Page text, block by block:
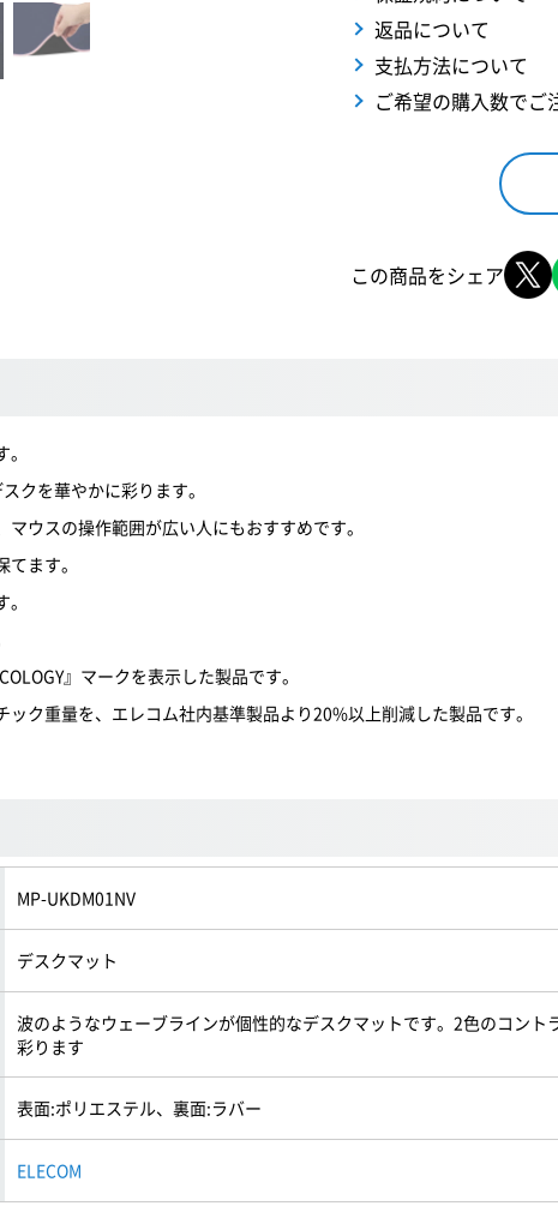
返品について
支払方法について
ご希望の購入数でご
この商品をシェア
クを華やかに彩ります。
ウスの操作範囲が広い人にもおすすめです。
ます。
』マークを表示した製品です。
ク重量を、エレコム社内基準製品より20%以上削減した製品です。
MP-UKDM01NV
デスクマット
波のようなウェーブラインが個性的なデスクマットです。2色のコン
彩ります
表面:ポリエステル、裏面:ラバー
ELECOM